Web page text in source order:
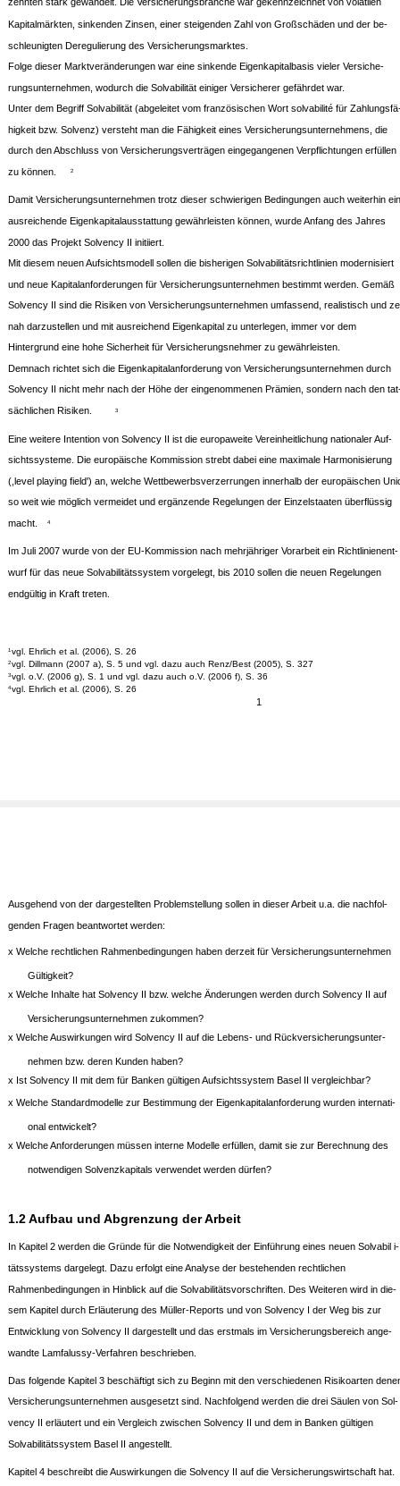
1
zehnten stark gewandelt. Die Versicherungsbranche war gekennzeichnet von volatilen
Kapitalmärkten, sinkenden Zinsen, einer steigenden Zahl von Großschäden und der be-
schleunigten Deregulierung des Versicherungsmarktes.
Folge dieser Marktveränderungen war eine sinkende Eigenkapitalbasis vieler Versiche-
rungsunternehmen, wodurch die Solvabilität einiger Versicherer gefährdet war.
Unter dem Begriff Solvabilität (abgeleitet vom französischen Wort solvabilité für
higkeit bzw. Solvenz) versteht man die Fähigkeit eines Versicherungsunternehmens, die
durch den Abschluss von Versicherungsverträgen eingegangenen Verpflichtungen erfüllen
zu können. 2
Damit Versicherungsunternehmen trotz dieser schwierigen Bedingungen auch weiterhin
ausreichende Eigenkapitalausstattung gewährleisten können, wurde Anfang des Jahres
2000 das Projekt Solvency II initiiert.
Mit diesem neuen Aufsichtsmodell sollen die bisherigen Solvabilitätsrichtlinien modernisiert
und neue Kapitalanforderungen für Versicherungsunternehmen bestimmt werden. Gemäß
Solvency II sind die Risiken von Versicherungsunternehmen umfassend, realistisch und
nah darzustellen und mit ausreichend Eigenkapital zu unterlegen, immer vor dem
Hintergrund eine hohe Sicherheit für Versicherungsnehmer zu gewährleisten.
Demnach richtet sich die Eigenkapitalanforderung von Versicherungsunternehmen durch
Solvency II nicht mehr nach der Höhe der eingenommenen Prämien, sondern nach den
sächlichen Risiken. 3
Eine weitere Intention von Solvency II ist die europaweite Vereinheitlichung nationaler Auf-
sichtssysteme. Die europäische Kommission strebt dabei eine maximale Harmonisierung
(,level playing field') an, welche Wettbewerbsverzerrungen innerhalb der europäischen
so weit wie möglich vermeidet und ergänzende Regelungen der Einzelstaaten überflüssig
macht. 4
Im Juli 2007 wurde von der EU-Kommission nach mehrjähriger Vorarbeit ein Richtlinienent-
wurf für das neue Solvabilitätssystem vorgelegt, bis 2010 sollen die neuen Regelungen
endgültig in Kraft treten.
1 vgl. Ehrlich et al. (2006), S. 26
2 vgl. Dillmann (2007 a), S. 5 und vgl. dazu auch Renz/Best (2005), S. 327
3 vgl. o.V. (2006 g), S. 1 und vgl. dazu auch o.V. (2006 f), S. 36
4 vgl. Ehrlich et al. (2006), S. 26
Ausgehend von der dargestellten Problemstellung sollen in dieser Arbeit u.a. die nachfol-
genden Fragen beantwortet werden:
x Welche rechtlichen Rahmenbedingungen haben derzeit für Versicherungsunternehmen
Gültigkeit?
x Welche Inhalte hat Solvency II bzw. welche Änderungen werden durch Solvency II auf
Versicherungsunternehmen zukommen?
x Welche Auswirkungen wird Solvency II auf die Lebens- und Rückversicherungsunter-
nehmen bzw. deren Kunden haben?
x Ist Solvency II mit dem für Banken gültigen Aufsichtssystem Basel II vergleichbar?
x Welche Standardmodelle zur Bestimmung der Eigenkapitalanforderung wurden internati-
onal entwickelt?
x Welche Anforderungen müssen interne Modelle erfüllen, damit sie zur Berechnung des
notwendigen Solvenzkapitals verwendet werden dürfen?
1.2 Aufbau und Abgrenzung der Arbeit
In Kapitel 2 werden die Gründe für die Notwendigkeit der Einführung eines neuen Solvabil i-
tätssystems dargelegt. Dazu erfolgt eine Analyse der bestehenden rechtlichen
Rahmenbedingungen in Hinblick auf die Solvabilitätsvorschriften. Des Weiteren wird in die-
sem Kapitel durch Erläuterung des Müller-Reports und von Solvency I der Weg bis zur
Entwicklung von Solvency II dargestellt und das erstmals im Versicherungsbereich ange-
wandte Lamfalussy-Verfahren beschrieben.
Das folgende Kapitel 3 beschäftigt sich zu Beginn mit den verschiedenen Risikoarten
Versicherungsunternehmen ausgesetzt sind. Nachfolgend werden die drei Säulen von Sol-
vency II erläutert und ein Vergleich zwischen Solvency II und dem in Banken gültigen
Solvabilitätssystem Basel II angestellt.
Kapitel 4 beschreibt die Auswirkungen die Solvency II auf die Versicherungswirtschaft hat.